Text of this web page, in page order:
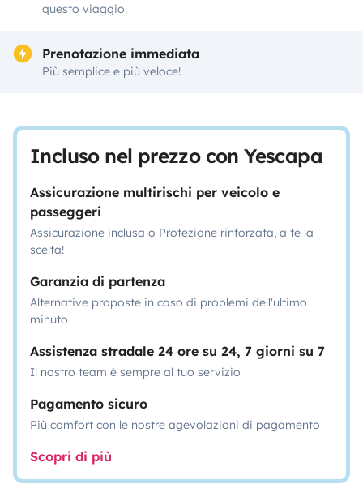
questo viaggio
Prenotazione immediata
Più semplice e più veloce!
Incluso nel prezzo con Yescapa
Assicurazione multirischi per veicolo e
passeggeri
Assicurazione inclusa o Protezione rinforzata, a te la
scelta!
Garanzia di partenza
Alternative proposte in caso di problemi dell'ultimo
minuto
Assistenza stradale 24 ore su 24, 7 giorni su 7
Il nostro team è sempre al tuo servizio
Pagamento sicuro
Più comfort con le nostre agevolazioni di pagamento
Scopri di più